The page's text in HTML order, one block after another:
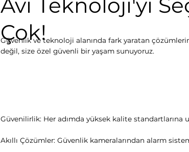
Avi Teknoloji'yi
Çok!
Güvenlik ve teknoloji alanında fark yaratan
değil, size özel güvenli bir yaşam sunuyoruz.
Güvenilirlik: Her adımda yüksek kalite standartlarına
Akıllı Çözümler: Güvenlik kameralarından alarm